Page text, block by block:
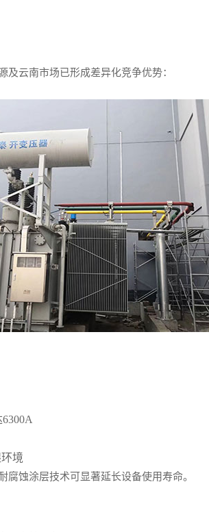
云南市场已形成差异化竞争优势：
境
蚀涂层技术可显著延长设备使用寿命。